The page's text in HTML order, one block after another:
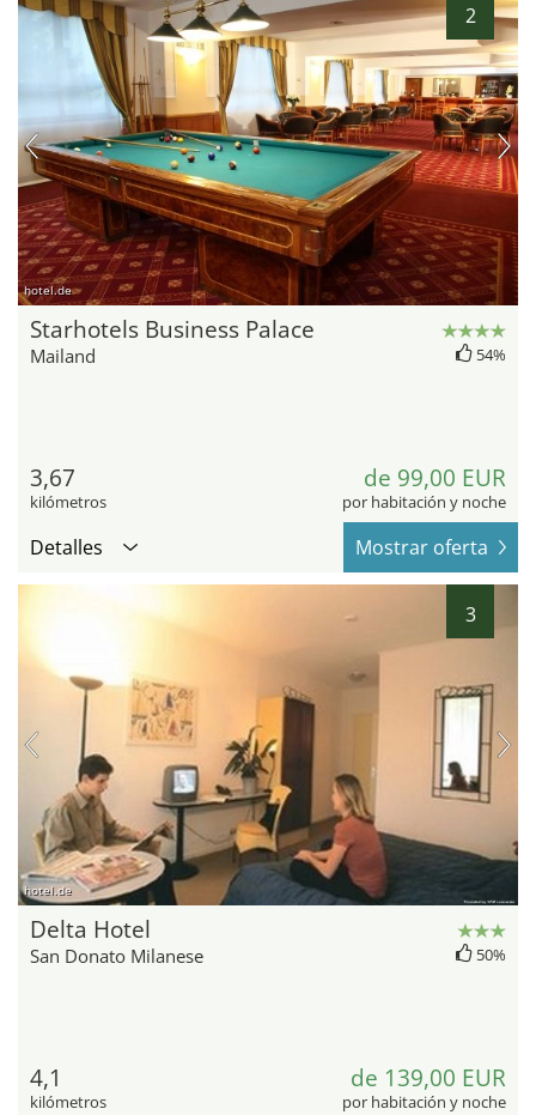
2
hotel.de
Starhotels Business Palace
Mailand 54%
3,67
kilómetros
de 99,00 EUR
por habitación y noche
Detalles Mostrar oferta
3
hotel.de
Delta Hotel
San Donato Milanese 50%
4,1
kilómetros
de 139,00 EUR
por habitación y noche